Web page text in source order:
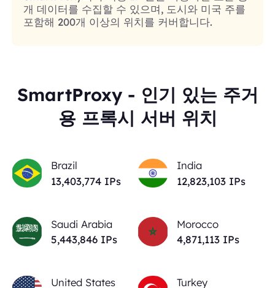
개 데이터를 수집할 수 있으며, 도시와 미국 주를
포함해 200개 이상의 위치를 커버합니다.
SmartProxy - 인기 있는 주거
용 프록시 서버 위치
Brazil
13,403,774 IPs
India
12,823,103 IPs
Saudi Arabia
5,443,846 IPs
Morocco
4,871,113 IPs
United States Turkey